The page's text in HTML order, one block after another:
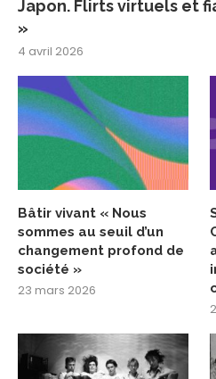
Japon. Flirts virtuels et
»
4 avril 2026
Bâtir vivant « Nous
sommes au seuil d’un
changement profond de
société »
23 mars 2026